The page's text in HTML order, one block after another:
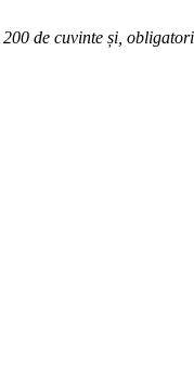
de cuvinte și,